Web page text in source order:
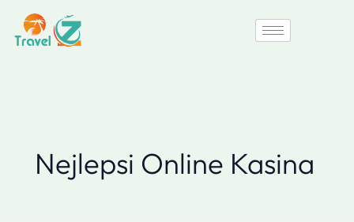
content
Nejlepsi Online Kasina